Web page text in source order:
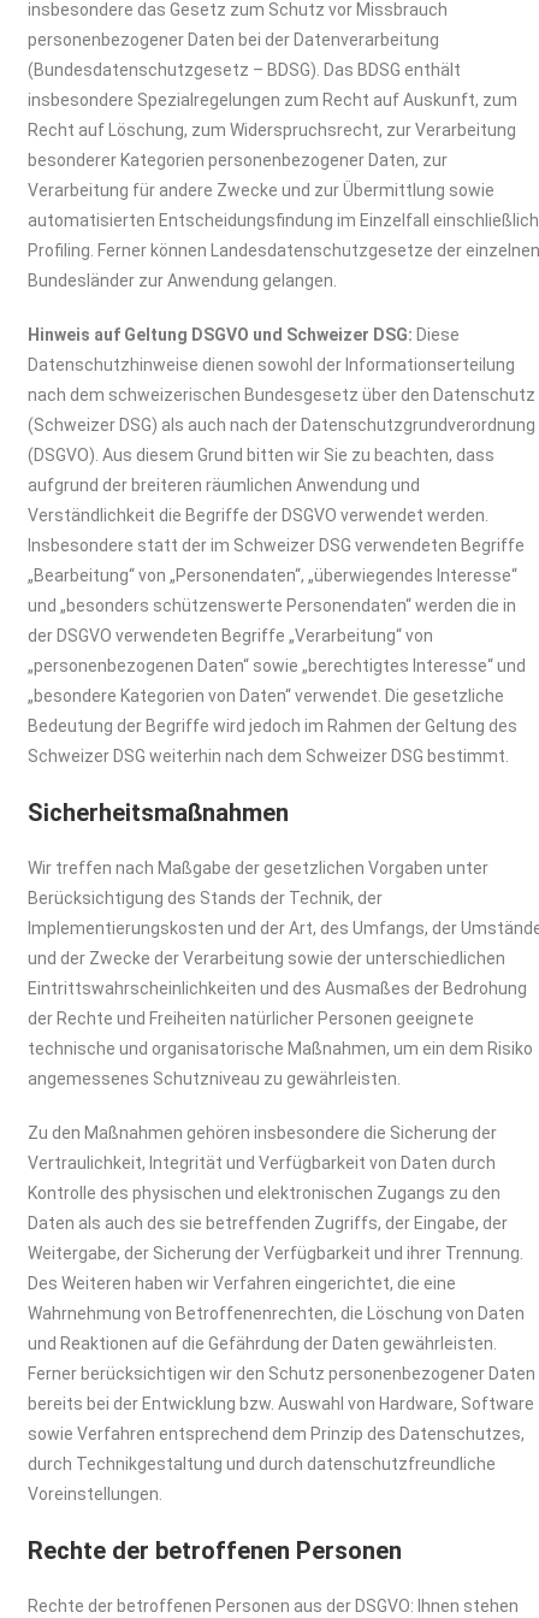
insbesondere das Gesetz zum Schutz vor Missbrauch
personenbezogener Daten bei der Datenverarbeitung
(Bundesdatenschutzgesetz – BDSG). Das BDSG enthält
insbesondere Spezialregelungen zum Recht auf Auskunft, zum
Recht auf Löschung, zum Widerspruchsrecht, zur Verarbeitung
besonderer Kategorien personenbezogener Daten, zur
Verarbeitung für andere Zwecke und zur Übermittlung sowie
automatisierten Entscheidungsfindung im Einzelfall einschließlich
Profiling. Ferner können Landesdatenschutzgesetze der
Bundesländer zur Anwendung gelangen.
Hinweis auf Geltung DSGVO und Schweizer DSG: Diese
Datenschutzhinweise dienen sowohl der Informationserteilung
nach dem schweizerischen Bundesgesetz über den Datenschutz
(Schweizer DSG) als auch nach der Datenschutzgrundverordnung
(DSGVO). Aus diesem Grund bitten wir Sie zu beachten, dass
aufgrund der breiteren räumlichen Anwendung und
Verständlichkeit die Begriffe der DSGVO verwendet werden.
Insbesondere statt der im Schweizer DSG verwendeten Begriffe
„Bearbeitung“ von „Personendaten“, „überwiegendes Interesse“
und „besonders schützenswerte Personendaten“ werden die in
der DSGVO verwendeten Begriffe „Verarbeitung“ von
„personenbezogenen Daten“ sowie „berechtigtes Interesse“ und
„besondere Kategorien von Daten“ verwendet. Die gesetzliche
Bedeutung der Begriffe wird jedoch im Rahmen der Geltung des
Schweizer DSG weiterhin nach dem Schweizer DSG bestimmt.
Sicherheitsmaßnahmen
Wir treffen nach Maßgabe der gesetzlichen Vorgaben unter
Berücksichtigung des Stands der Technik, der
Implementierungskosten und der Art, des Umfangs, der
und der Zwecke der Verarbeitung sowie der unterschiedlichen
Eintrittswahrscheinlichkeiten und des Ausmaßes der Bedrohung
der Rechte und Freiheiten natürlicher Personen geeignete
technische und organisatorische Maßnahmen, um ein dem Risiko
angemessenes Schutzniveau zu gewährleisten.
Zu den Maßnahmen gehören insbesondere die Sicherung der
Vertraulichkeit, Integrität und Verfügbarkeit von Daten durch
Kontrolle des physischen und elektronischen Zugangs zu den
Daten als auch des sie betreffenden Zugriffs, der Eingabe, der
Weitergabe, der Sicherung der Verfügbarkeit und ihrer Trennung.
Des Weiteren haben wir Verfahren eingerichtet, die eine
Wahrnehmung von Betroffenenrechten, die Löschung von Daten
und Reaktionen auf die Gefährdung der Daten gewährleisten.
Ferner berücksichtigen wir den Schutz personenbezogener Daten
bereits bei der Entwicklung bzw. Auswahl von Hardware, Software
sowie Verfahren entsprechend dem Prinzip des Datenschutzes,
durch Technikgestaltung und durch datenschutzfreundliche
Voreinstellungen.
Rechte der betroffenen Personen
Rechte der betroffenen Personen aus der DSGVO: Ihnen stehen